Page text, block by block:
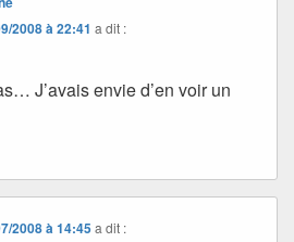
2008 à 22:41 a dit :
J’avais envie d’en voir un
2008 à 14:45 a dit :